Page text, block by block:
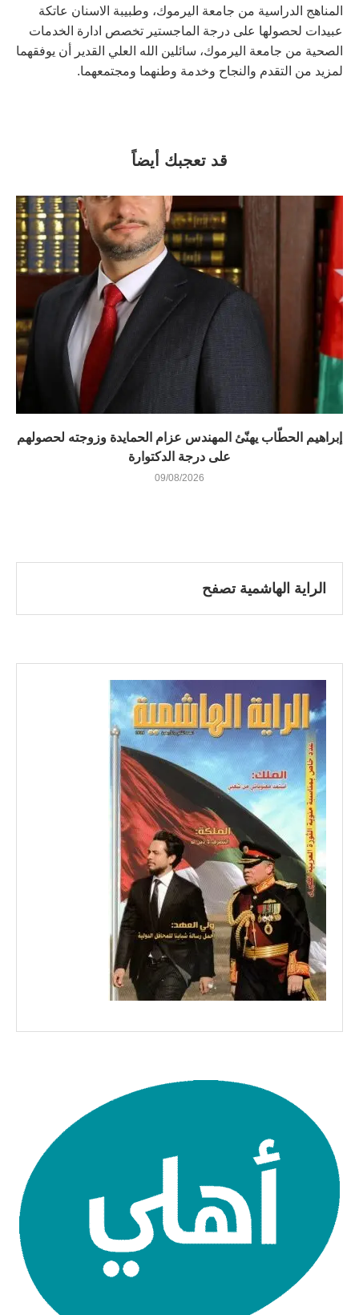
المناهج الدراسية من جامعة اليرموك، وطبيبة الاسنان عاتكة
عبيدات لحصولها على درجة الماجستير تخصص ادارة الخدمات
الصحية من جامعة اليرموك، سائلين الله العلي القدير أن يوفقهما
لمزيد من التقدم والنجاح وخدمة وطنهما ومجتمعهما.
قد تعجبك أيضاً
إبراهيم الحطّاب يهنّئ المهندس عزام الحمايدة وزوجته لحصولهم
على درجة الدكتوارة
09/08/2026
الراية الهاشمية تصفح